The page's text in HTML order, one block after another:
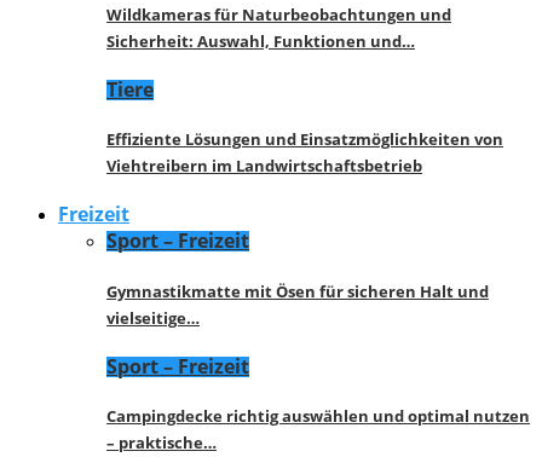
Wildkameras für Naturbeobachtungen und
Sicherheit: Auswahl, Funktionen und…
Tiere
Effiziente Lösungen und Einsatzmöglichkeiten von
Viehtreibern im Landwirtschaftsbetrieb
Freizeit
Sport – Freizeit
Gymnastikmatte mit Ösen für sicheren Halt und
vielseitige…
Sport – Freizeit
Campingdecke richtig auswählen und optimal nutzen
– praktische…